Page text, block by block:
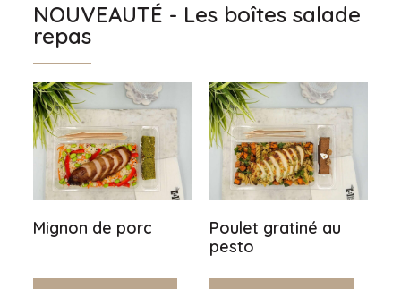
NOUVEAUTÉ - Les boîtes salade
repas
Mignon de porc
Poulet gratiné au
pesto